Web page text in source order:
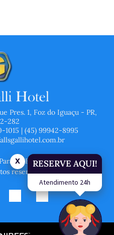
Pres. 1, Foz do Iguaçu - PR,
282
1015 | (45) 99942-8995
Brasil, 2023.
reservados.
RESERVE AQUI!
Atendimento 24h
x